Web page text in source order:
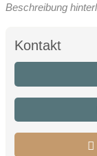
Beschreibung
Kontakt